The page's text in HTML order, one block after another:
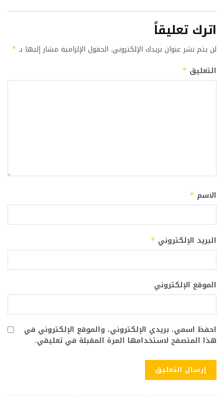
اترك تعليقاً
لن يتم نشر عنوان بريدك الإلكتروني. الحقول الإلزامية مشار إليها بـ *
التعليق *
الاسم *
البريد الإلكتروني *
الموقع الإلكتروني
احفظ اسمي، بريدي الإلكتروني، والموقع الإلكتروني في
هذا المتصفح لاستخدامها المرة المقبلة في تعليقي.